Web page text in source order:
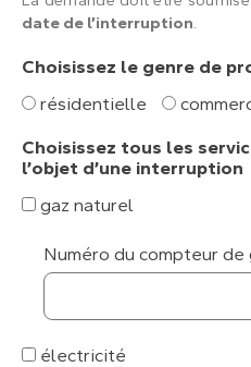
date de l’interruption
Choisissez le genre de
résidentielle
Choisissez tous les
l’objet d’une interruption
gaz naturel
Numéro du compteur de
électricité